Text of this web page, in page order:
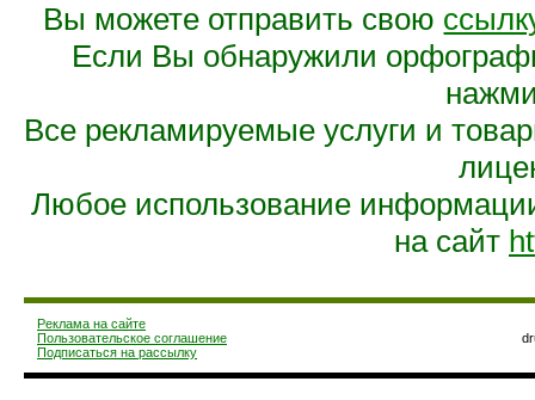
Вы можете отправить свою
Если Вы обнаружили
Все рекламируемые услуги и
Любое использование
на сайт
Реклама на сайте
Пользовательское соглашение
Подписаться на рассылку